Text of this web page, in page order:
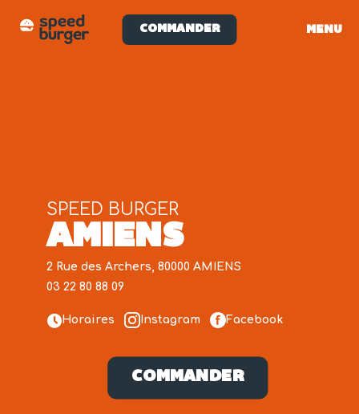
COMMANDER MENU
AMIENS
SPEED BURGER
2 Rue des Archers, 80000 AMIENS
03 22 80 88 09
Horaires Instagram Facebook
COMMANDER